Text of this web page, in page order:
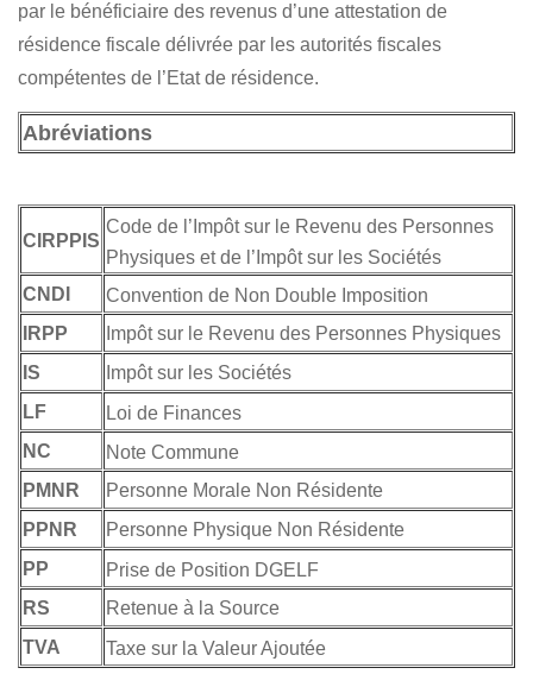
par le bénéficiaire des revenus d’une attestation de
résidence fiscale délivrée par les autorités fiscales
compétentes de l’Etat de résidence.
Abréviations
CIRPPIS
Code de l’Impôt sur le Revenu des Personnes
Physiques et de l’Impôt sur les Sociétés
CNDI
Convention de Non Double Imposition
IRPP
Impôt sur le Revenu des Personnes Physiques
IS
Impôt sur les Sociétés
LF
Loi de Finances
NC
Note Commune
PMNR
Personne Morale Non Résidente
PPNR
Personne Physique Non Résidente
PP
Prise de Position DGELF
RS
Retenue à la Source
TVA
Taxe sur la Valeur Ajoutée